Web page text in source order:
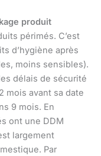
produit
périmés. C’est
d’hygiène après
moins sensibles).
délais de sécurité
mois avant sa date
9 mois. En
ont une DDM
largement
Par